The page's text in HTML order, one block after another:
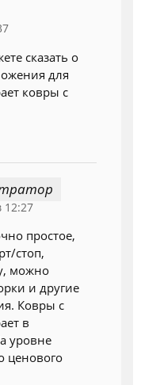
сказать о
для
ковры с
12:27
простое,
стоп,
можно
и другие
Ковры с
в
уровне
ценового